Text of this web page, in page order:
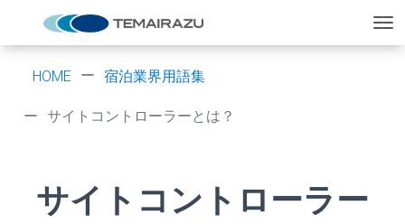
HOME 宿泊業界用語集
サイトコントローラーとは？
サイトコントローラー